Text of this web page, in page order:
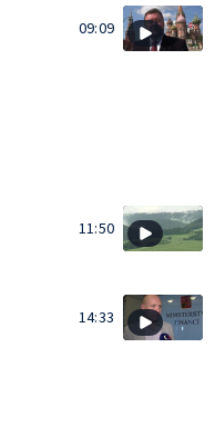
09:09
11:50
14:33